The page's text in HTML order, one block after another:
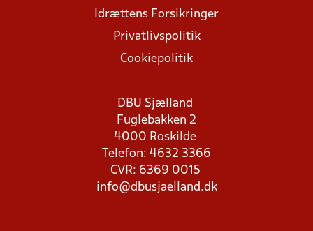
Idrættens Forsikringer
Privatlivspolitik
Cookiepolitik
DBU Sjælland
Fuglebakken 2
4000 Roskilde
Telefon: 4632 3366
CVR: 6369 0015
info@dbusjaelland.dk